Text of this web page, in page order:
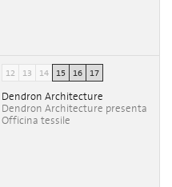
12 13 14 15 16 17
Dendron Architecture
Dendron Architecture presenta
Officina tessile